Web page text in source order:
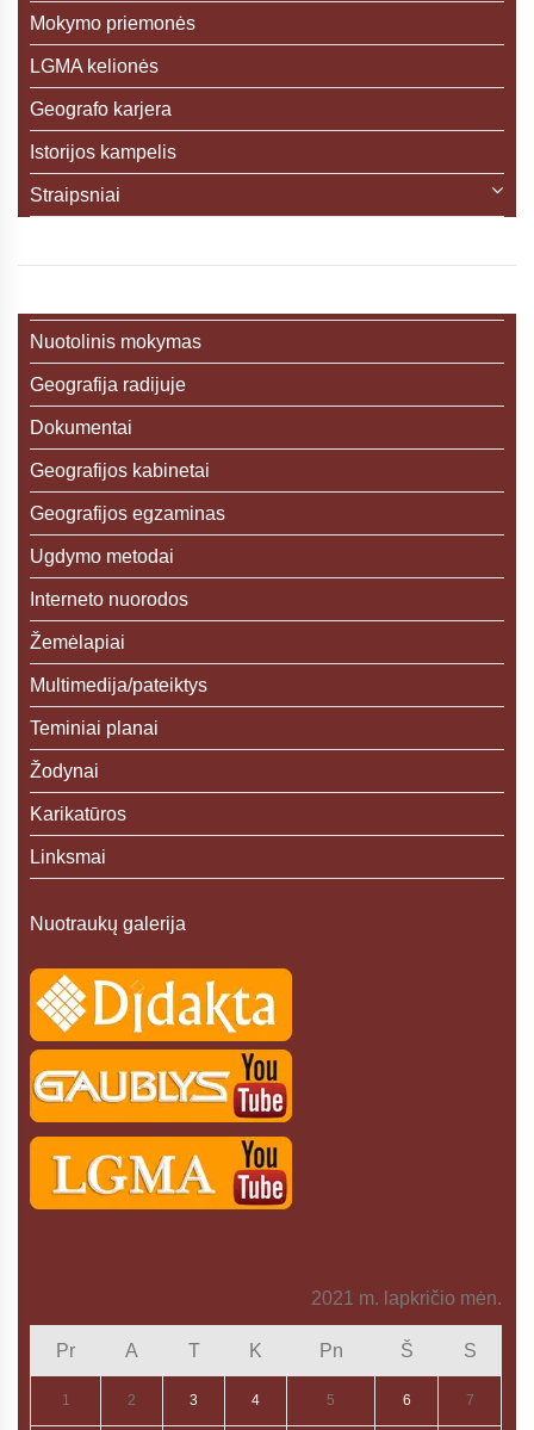
Mokymo priemonės
LGMA kelionės
Geografo karjera
Istorijos kampelis
Straipsniai
Nuotolinis mokymas
Geografija radijuje
Dokumentai
Geografijos kabinetai
Geografijos egzaminas
Ugdymo metodai
Interneto nuorodos
Žemėlapiai
Multimedija/pateiktys
Teminiai planai
Žodynai
Karikatūros
Linksmai
Nuotraukų galerija
2021 m. lapkričio mėn.
Pr A T K Pn Š S
1 2 3 4 5 6 7